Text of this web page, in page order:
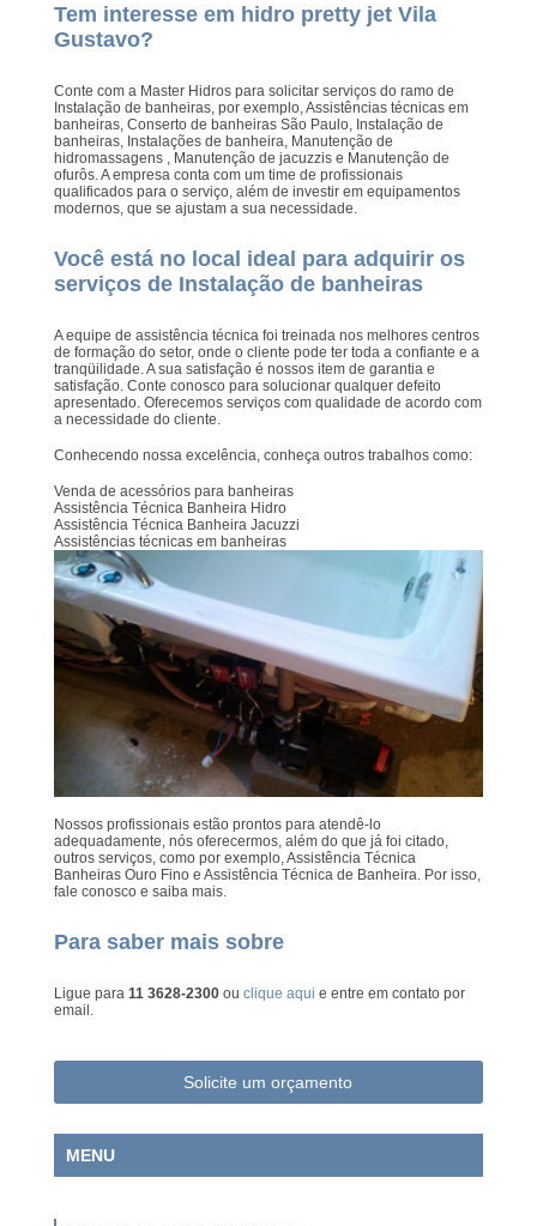
Tem interesse em hidro pretty jet Vila
Gustavo?
Conte com a Master Hidros para solicitar serviços do ramo de
Instalação de banheiras, por exemplo, Assistências técnicas em
banheiras, Conserto de banheiras São Paulo, Instalação de
banheiras, Instalações de banheira, Manutenção de
hidromassagens , Manutenção de jacuzzis e Manutenção de
ofurôs. A empresa conta com um time de profissionais
qualificados para o serviço, além de investir em equipamentos
modernos, que se ajustam a sua necessidade.
Você está no local ideal para adquirir os
serviços de Instalação de banheiras
A equipe de assistência técnica foi treinada nos melhores centros
de formação do setor, onde o cliente pode ter toda a confiante e a
tranqüilidade. A sua satisfação é nossos item de garantia e
satisfação. Conte conosco para solucionar qualquer defeito
apresentado. Oferecemos serviços com qualidade de acordo com
a necessidade do cliente.
Conhecendo nossa excelência, conheça outros trabalhos como:
Venda de acessórios para banheiras
Assistência Técnica Banheira Hidro
Assistência Técnica Banheira Jacuzzi
Assistências técnicas em banheiras
Nossos profissionais estão prontos para atendê-lo
adequadamente, nós oferecermos, além do que já foi citado,
outros serviços, como por exemplo, Assistência Técnica
Banheiras Ouro Fino e Assistência Técnica de Banheira. Por isso,
fale conosco e saiba mais.
Para saber mais sobre
Ligue para 11 3628-2300ou clique aqui e entre em contato por
email.
Solicite um orçamento
MENU